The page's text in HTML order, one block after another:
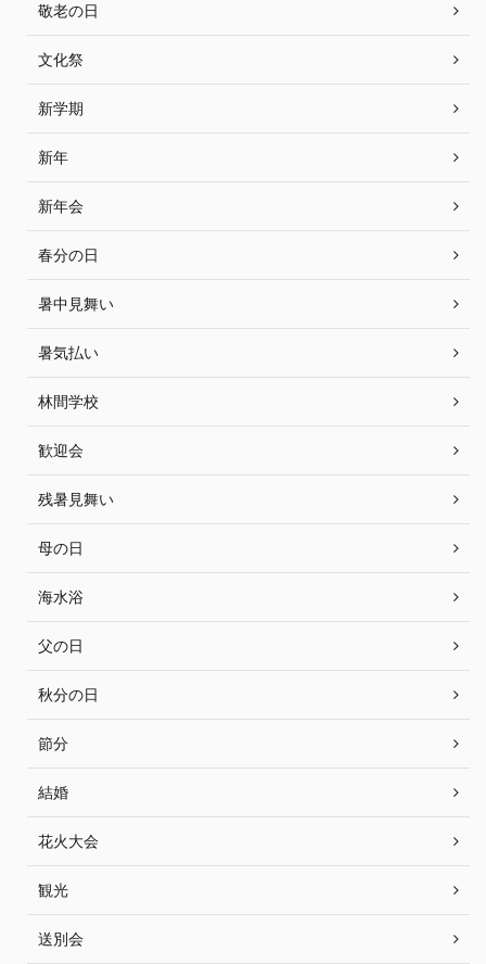
敬老の日
文化祭
新学期
新年
新年会
春分の日
暑中見舞い
暑気払い
林間学校
歓迎会
残暑見舞い
母の日
海水浴
父の日
秋分の日
節分
結婚
花火大会
観光
送別会